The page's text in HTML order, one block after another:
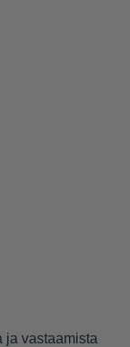
ja vastaamista